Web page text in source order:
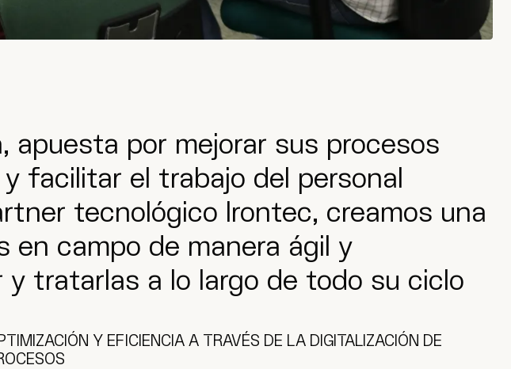
apuesta por mejorar sus procesos
facilitar el trabajo del personal
tecnológico Irontec, creamos una
en campo de manera ágil y
tratarlas a lo largo de todo su ciclo
Y EFICIENCIA A TRAVÉS DE LA DIGITALIZACIÓN DE